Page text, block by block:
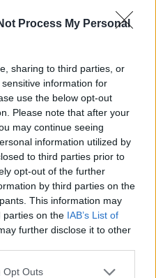
Process My Personal
sharing to third parties, or
information for
use the below opt-out
Please note that after your
may continue seeing
information utilized by
to third parties prior to
opt-out of the further
by third parties on the
This information may
parties on the IAB’s List of
further disclose it to other
uses one or more Google
Opt Outs